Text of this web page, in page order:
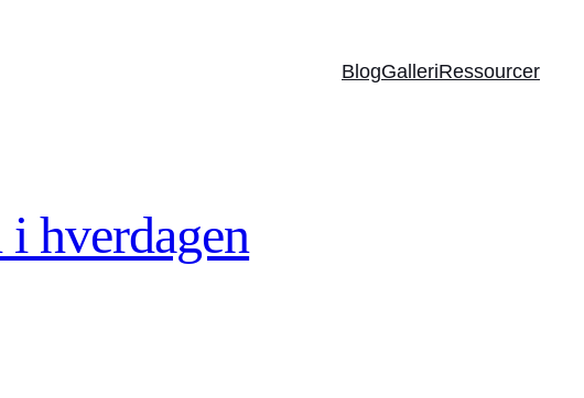
BlogGalleriRessourcer
hverdagen